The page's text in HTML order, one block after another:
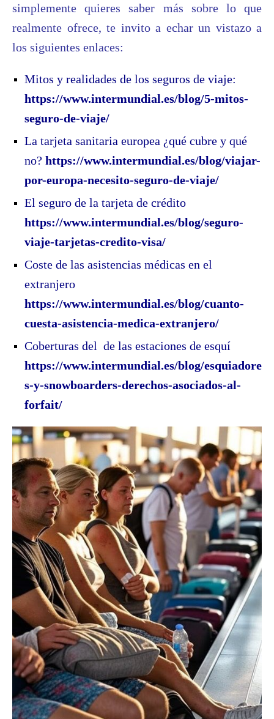
simplemente quieres saber más sobre lo que
realmente ofrece, te invito a echar un vistazo a
los siguientes enlaces:
Mitos y realidades de los seguros de viaje:
https://www.intermundial.es/blog/5-mitos-
seguro-de-viaje/
La tarjeta sanitaria europea ¿qué cubre y qué
no? https://www.intermundial.es/blog/viajar-
por-europa-necesito-seguro-de-viaje/
El seguro de la tarjeta de crédito
https://www.intermundial.es/blog/seguro-
viaje-tarjetas-credito-visa/
Coste de las asistencias médicas en el
extranjero
https://www.intermundial.es/blog/cuanto-
cuesta-asistencia-medica-extranjero/
Coberturas del de las estaciones de esquí
https://www.intermundial.es/blog/esquiadore
s-y-snowboarders-derechos-asociados-al-
forfait/